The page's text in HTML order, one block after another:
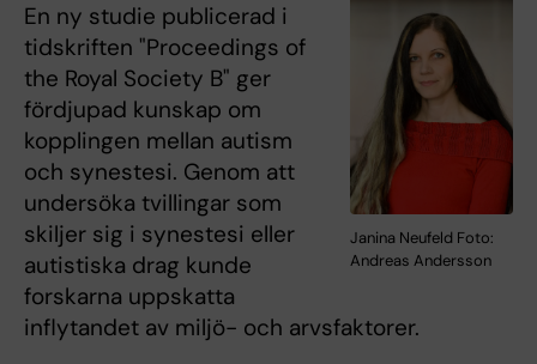
Janina Neufeld Foto:
Andreas Andersson
En ny studie publicerad i
tidskriften "Proceedings of
the Royal Society B" ger
fördjupad kunskap om
kopplingen mellan autism
och synestesi. Genom att
undersöka tvillingar som
skiljer sig i synestesi eller
autistiska drag kunde
forskarna uppskatta
inflytandet av miljö- och arvsfaktorer.